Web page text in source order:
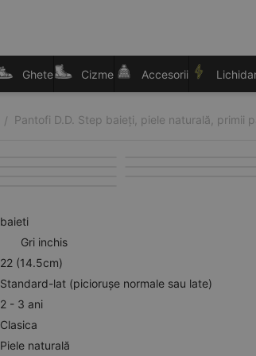
Ghete Cizme Accesorii
/ Pantofi D.D. Step baieți, piele naturală, primii
baieti
Gri inchis
22 (14.5cm)
Standard-lat (piciorușe normale sau late)
2 - 3 ani
Clasica
Piele naturală